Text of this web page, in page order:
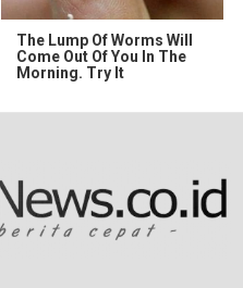
The Lump Of Worms Will
Come Out Of You In The
Morning. Try It